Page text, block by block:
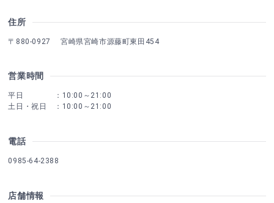
住所
〒880-0927 宮崎県宮崎市源藤町東田454
営業時間
平日 ：10:00～21:00
土日・祝日 ：10:00～21:00
電話
0985-64-2388
店舗情報